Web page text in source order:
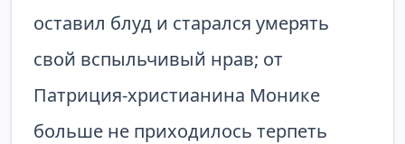
оставил блуд и старался умерять
свой вспыльчивый нрав; от
Патриция-христианина Монике
больше не приходилось терпеть